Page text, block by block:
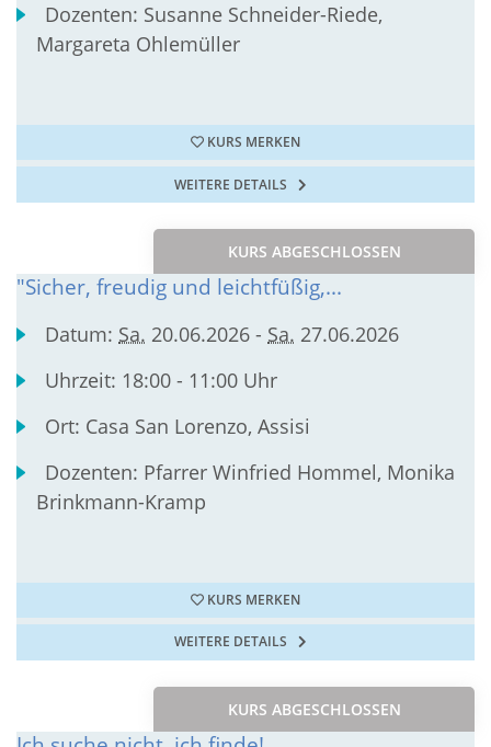
Dozenten: Susanne Schneider-Riede,
Margareta Ohlemüller
KURS MERKEN
WEITERE DETAILS
KURS ABGESCHLOSSEN
"Sicher, freudig und leichtfüßig,...
Datum: Sa. 20.06.2026 - Sa. 27.06.2026
Uhrzeit: 18:00 - 11:00 Uhr
Ort: Casa San Lorenzo, Assisi
Dozenten: Pfarrer Winfried Hommel, Monika
Brinkmann-Kramp
KURS MERKEN
WEITERE DETAILS
KURS ABGESCHLOSSEN